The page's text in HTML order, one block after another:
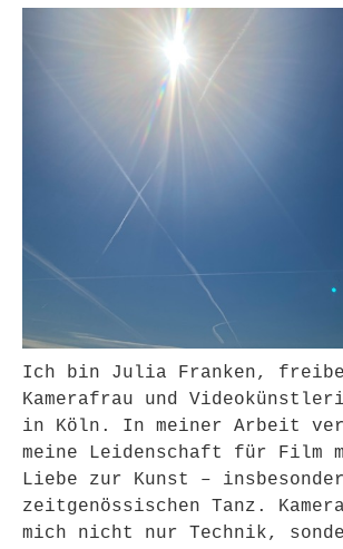
Ich bin Julia Franken,
Kamerafrau und
in Köln. In meiner Arbeit
meine Leidenschaft für Film
Liebe zur Kunst –
zeitgenössischen Tanz.
mich nicht nur Technik,